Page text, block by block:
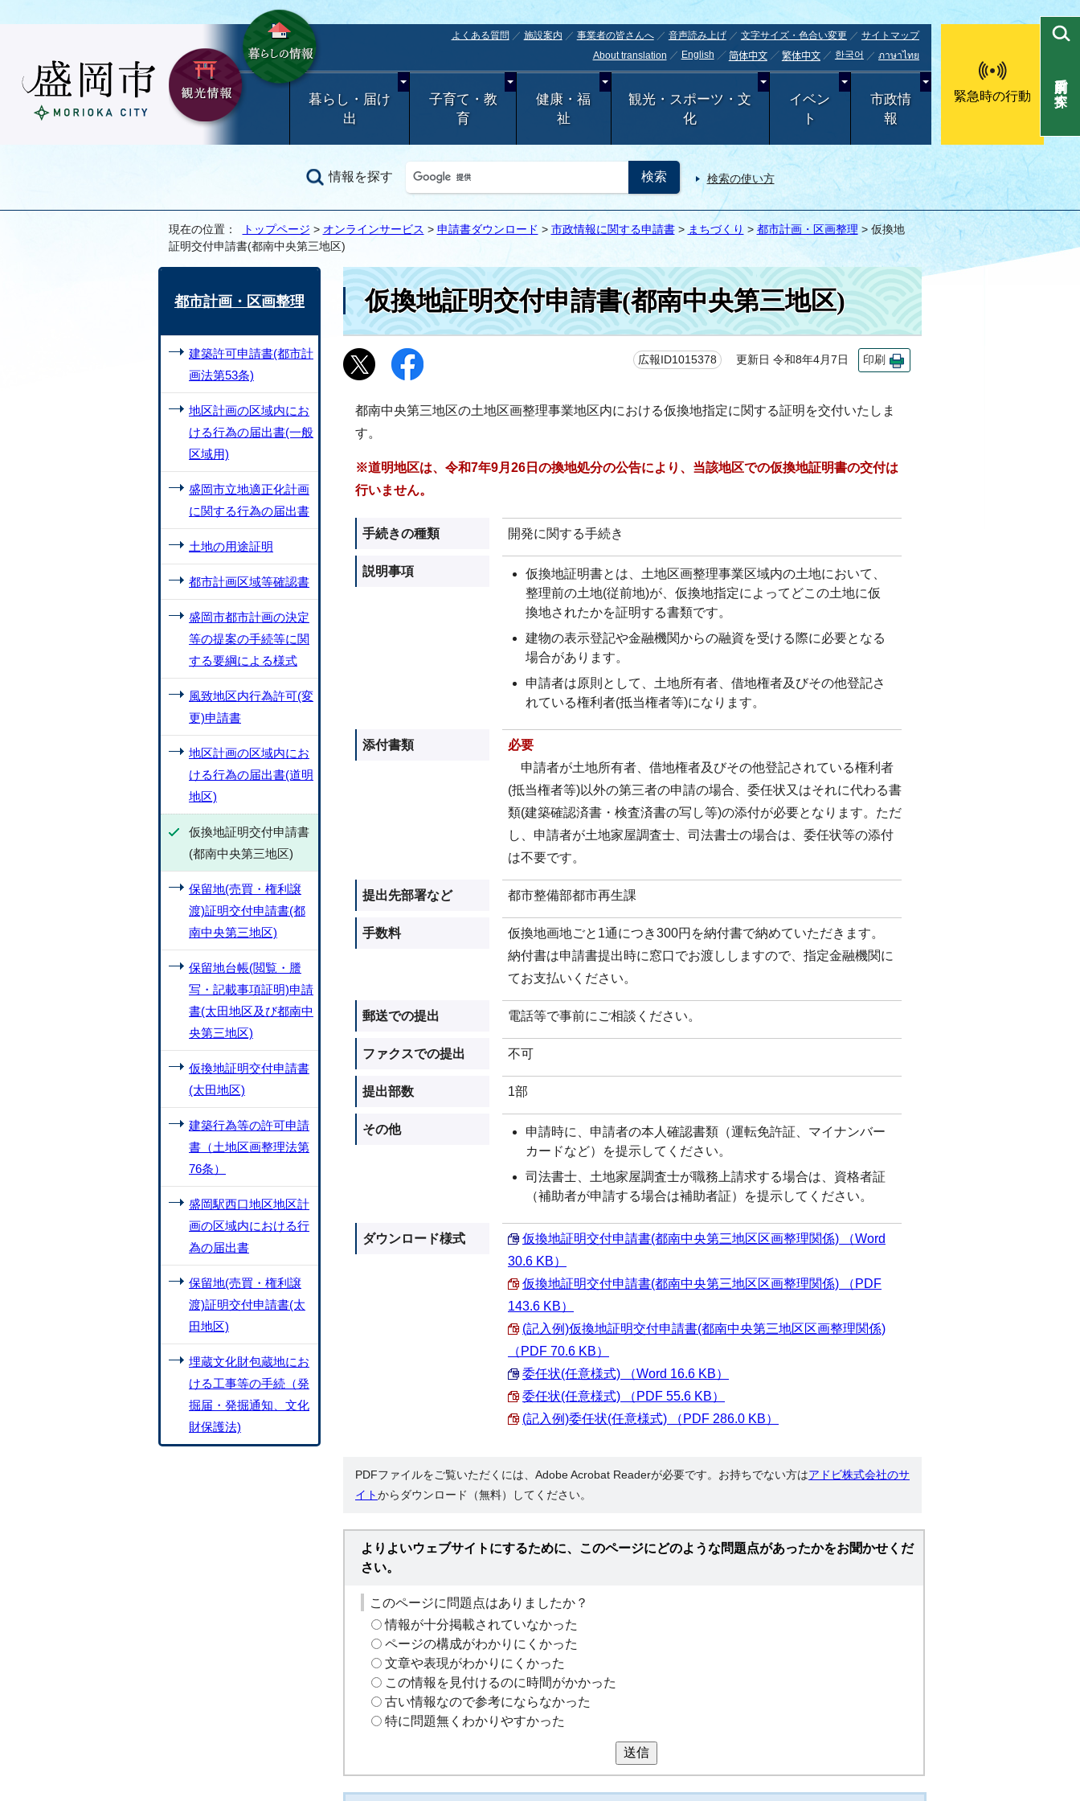
よくある質問 施設案内 事業者の皆さんへ 音声読み上げ 文字サイズ・色合い変更
サイトマップ
About translation
English 简体中文 繁体中文 한국어 ภาษาไทย
暮らし・届け
出
子育て・教
育
健康・福
祉
観光・スポーツ・文
化
イベン
ト
市政情
報
緊急時の行動
情報を探す 検索の使い方
目的別で探す
現在の位置： トップページ > オンラインサービス > 申請書ダウンロード > 市政情報に関する申請書> まちづくり > 都市計画・区画整理 > 仮換地
証明交付申請書(都南中央第三地区)
仮換地証明交付申請書(都南中央第三地区)
広報ID1015378 更新日 令和8年4月7日 印刷
都南中央第三地区の土地区画整理事業地区内における仮換地指定に関する証明を交付いたしま
す。
※道明地区は、令和7年9月26日の換地処分の公告により、当該地区での仮換地証明書の交付は
行いません。
手続きの種類 開発に関する手続き
説明事項
仮換地証明書とは、土地区画整理事業区域内の土地において、
整理前の土地(従前地)が、仮換地指定によってどこの土地に仮
換地されたかを証明する書類です。
建物の表示登記や金融機関からの融資を受ける際に必要となる
場合があります。
申請者は原則として、土地所有者、借地権者及びその他登記さ
れている権利者(抵当権者等)になります。
添付書類
必要
申請者が土地所有者、借地権者及びその他登記されている権利者
(抵当権者等)以外の第三者の申請の場合、委任状又はそれに代わる書
類(建築確認済書・検査済書の写し等)の添付が必要となります。ただ
し、申請者が土地家屋調査士、司法書士の場合は、委任状等の添付
は不要です。
提出先部署など 都市整備部都市再生課
手数料
仮換地画地ごと1通につき300円を納付書で納めていただきます。
納付書は申請書提出時に窓口でお渡ししますので、指定金融機関に
てお支払いください。
郵送での提出 電話等で事前にご相談ください。
ファクスでの提出 不可
提出部数 1部
その他
申請時に、申請者の本人確認書類（運転免許証、マイナンバー
カードなど）を提示してください。
司法書士、土地家屋調査士が職務上請求する場合は、資格者証
（補助者が申請する場合は補助者証）を提示してください。
ダウンロード様式
仮換地証明交付申請書(都南中央第三地区区画整理関係) （Word
30.6 KB）
仮換地証明交付申請書(都南中央第三地区区画整理関係) （PDF
143.6 KB）
(記入例)仮換地証明交付申請書(都南中央第三地区区画整理関係)
（PDF 70.6 KB）
委任状(任意様式) （Word 16.6 KB）
委任状(任意様式) （PDF 55.6 KB）
(記入例)委任状(任意様式) （PDF 286.0 KB）
PDFファイルをご覧いただくには、Adobe Acrobat Readerが必要です。お持ちでない方はアドビ株式会社のサ
イトからダウンロード（無料）してください。
よりよいウェブサイトにするために、このページにどのような問題点があったかをお聞かせくだ
さい。
このページに問題点はありましたか？
情報が十分掲載されていなかった
ページの構成がわかりにくかった
文章や表現がわかりにくかった
この情報を見付けるのに時間がかかった
古い情報なので参考にならなかった
特に問題無くわかりやすかった
送信
都市計画・区画整理
建築許可申請書(都市計
画法第53条)
地区計画の区域内にお
ける行為の届出書(一般
区域用)
盛岡市立地適正化計画
に関する行為の届出書
土地の用途証明
都市計画区域等確認書
盛岡市都市計画の決定
等の提案の手続等に関
する要綱による様式
風致地区内行為許可(変
更)申請書
地区計画の区域内にお
ける行為の届出書(道明
地区)
仮換地証明交付申請書
(都南中央第三地区)
保留地(売買・権利譲
渡)証明交付申請書(都
南中央第三地区)
保留地台帳(閲覧・謄
写・記載事項証明)申請
書(太田地区及び都南中
央第三地区)
仮換地証明交付申請書
(太田地区)
建築行為等の許可申請
書（土地区画整理法第
76条）
盛岡駅西口地区地区計
画の区域内における行
為の届出書
保留地(売買・権利譲
渡)証明交付申請書(太
田地区)
埋蔵文化財包蔵地にお
ける工事等の手続（発
掘届・発掘通知、文化
財保護法)